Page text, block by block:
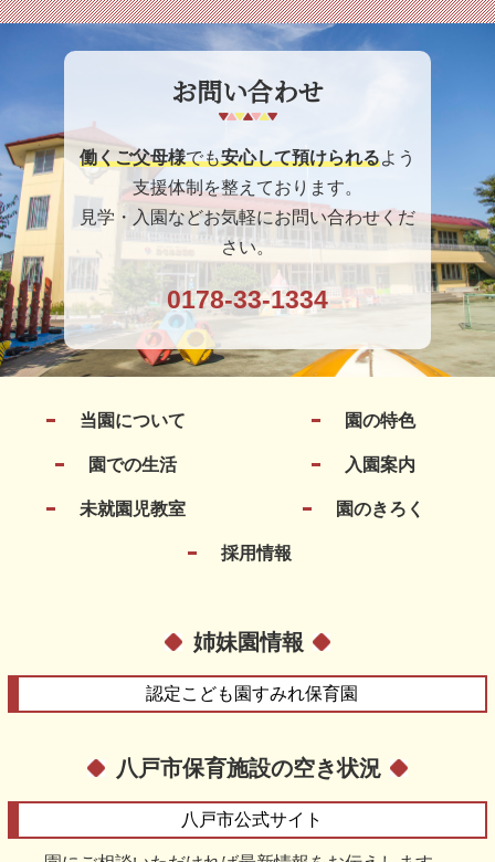
お問い合わせ
働くご父母様でも安心して預けられるよう
支援体制を整えております。
見学・入園などお気軽にお問い合わせくだ
さい。
0178-33-1334
当園について 園の特色
園での生活 入園案内
未就園児教室 園のきろく
採用情報
姉妹園情報
認定こども園すみれ保育園
八戸市保育施設の空き状況
八戸市公式サイト